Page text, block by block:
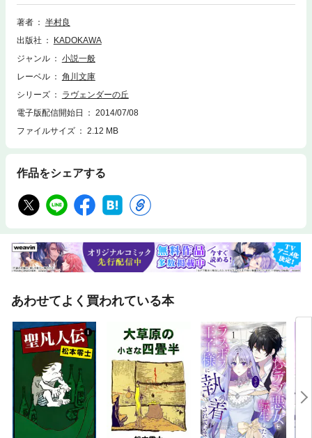
阻止の依頼だった。昔の仲間“ジャン”も駆け付けた。過去の罪を背負った
まま生きていた大倉は、自分の死に場所を求めるようにして真琴内へと向
著者
半村良
出版社
KADOKAWA
ジャンル
小説一般
レーベル
角川文庫
シリーズ
ラヴェンダーの丘
電子版配信開始日
2014/07/08
ファイルサイズ
2.12 MB
作品をシェアする
あわせてよく買われている本